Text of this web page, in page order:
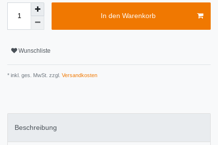
In den Warenkorb
Wunschliste
* inkl. ges. MwSt. zzgl. Versandkosten
Beschreibung